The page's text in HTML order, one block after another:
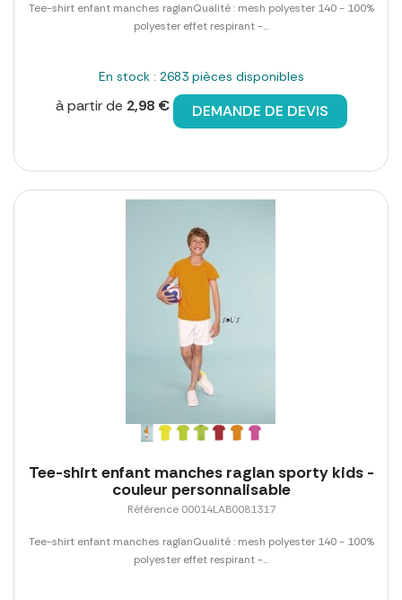
Tee-shirt enfant manches raglanQualité : mesh polyester 140 - 100%
polyester effet respirant -...
En stock : 2683 pièces disponibles
à partir de 2,98 € DEMANDE DE DEVIS
Tee-shirt enfant manches raglan sporty kids -
couleur personnalisable
Référence 00014LAB0081317
Tee-shirt enfant manches raglanQualité : mesh polyester 140 - 100%
polyester effet respirant -...